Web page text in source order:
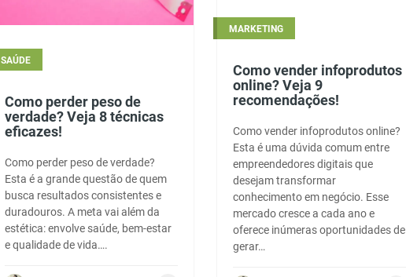
MARKETING
Como vender infoprodutos
online? Veja 9
recomendações!
Como vender infoprodutos online?
Esta é uma dúvida comum entre
empreendedores digitais que
desejam transformar
conhecimento em negócio. Esse
mercado cresce a cada ano e
oferece inúmeras oportunidades de
gerar…
SAÚDE
Como perder peso de
verdade? Veja 8 técnicas
eficazes!
Como perder peso de verdade?
Esta é a grande questão de quem
busca resultados consistentes e
duradouros. A meta vai além da
estética: envolve saúde, bem-estar
e qualidade de vida….